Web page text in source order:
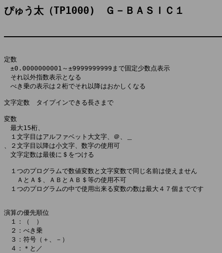
ぴゅう太（TP1000)　Ｇ－ＢＡＳＩＣ１
定数
±0.0000000001～±9999999999まで固定少数点表示
それ以外指数表示となる
べき乗の表示は２桁でそれ以降はおかしくなる
文字定数　タイプインできる長さまで
変数
最大15桁、
１文字目はアルファベット大文字、＠、＿
、２文字目以降は小文字、数字の使用可
文字定数は最後に＄をつける
１つのプログラムで数値変数と文字変数で同じ名前は使えません
ＡとＡ＄、ＡＢとＡＢ＄等の使用不可
１つのプログラムの中で使用出来る変数の数は最大４７個までです
演算の優先順位
１：（　）
２：べき乗
３：符号（＋、－）
４：＊と／